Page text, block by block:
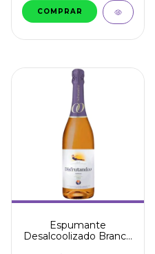
Espumante
Desalcoolizado Branco